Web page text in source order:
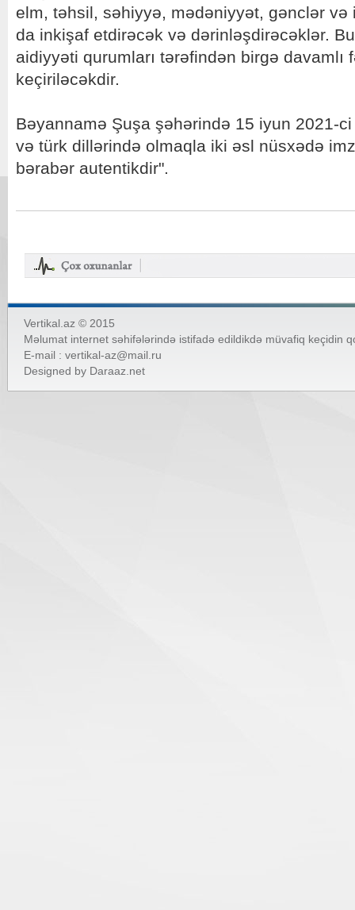
elm, təhsil, səhiyyə, mədəniyyət, gənclər
da inkişaf etdirəcək və dərinləşdirəcəklər.
aidiyyəti qurumları tərəfindən birgə davamlı
keçiriləcəkdir.
Bəyannamə Şuşa şəhərində 15 iyun 2021-
və türk dillərində olmaqla iki əsl nüsxədə
bərabər autentikdir".
Vertikal.az © 2015
Məlumat internet səhifələrində istifadə edildikdə müvafiq keçidin
E-mail : vertikal-az@mail.ru
Designed by Daraaz.net